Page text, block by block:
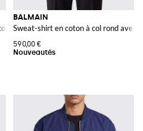
en coton avec finitions côtelées
BALMAIN
Sweat-shirt en coton à col rond avec
590,00 €